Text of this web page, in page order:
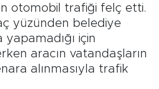
otomobil trafiği felç etti.
yüzünden belediye
için
aracın vatandaşların
alınmasıyla trafik